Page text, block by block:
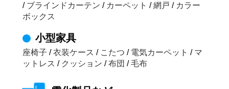
/ ブラインドカーテン / カーペット /網戸 / カラー
ボックス
小型家具
座椅子 /衣装ケース / こたつ / 電気カーペット / マ
ットレス / クッション /布団 /毛布